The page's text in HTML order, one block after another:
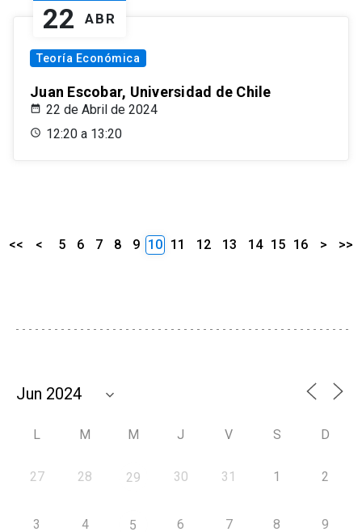
22 ABR
Teoría Económica
Juan Escobar, Universidad de Chile
22 de Abril de 2024
12:20 a 13:20
<< < 5 6 7 8 9 10 11 12 13 14 15 16 > >>
L M M J V S D
27 28 29 30 31 1 2
3 4 5 6 7 8 9